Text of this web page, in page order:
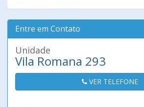
Entre em Contato
Unidade
Vila Romana 293
VER TELEFONE